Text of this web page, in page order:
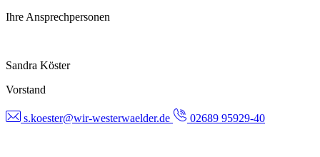
Ihre Ansprechpersonen
Sandra Köster
Vorstand
s.koester@wir-westerwaelder.de 02689 95929-40